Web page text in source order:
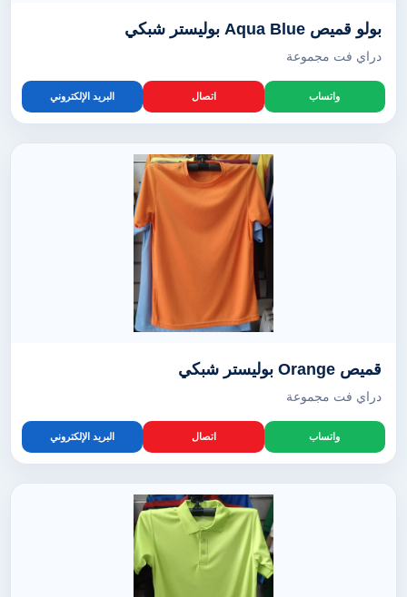
بولو قميص Aqua Blue بوليستر شبكي
دراي فت مجموعة
واتساب اتصال البريد الإلكتروني
قميص Orange بوليستر شبكي
دراي فت مجموعة
واتساب اتصال البريد الإلكتروني